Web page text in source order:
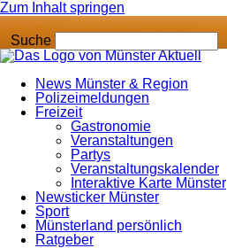
Zum Inhalt springen
Suche
News Münster & Region
Polizeimeldungen
Freizeit
Gastronomie
Veranstaltungen
Partys
Veranstaltungskalender
Interaktive Karte Münster
Newsticker Münster
Sport
Münsterland persönlich
Ratgeber